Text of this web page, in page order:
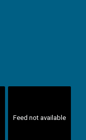
Feed not available